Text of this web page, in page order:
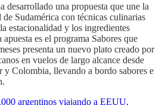
una propuesta que une la
Sudamérica con técnicas culinarias
estacionalidad y los ingredientes
es el programa Sabores que
presenta un nuevo plato creado por
en vuelos de largo alcance desde
Colombia, llevando a bordo sabores e
argentinos viajando a EEUU,